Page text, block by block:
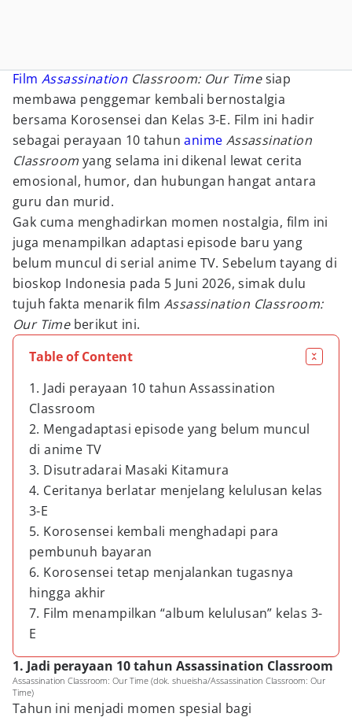
Film Assassination Classroom: Our Timesiap
membawa penggemar kembali bernostalgia
bersama Korosensei dan Kelas 3-E. Film ini hadir
sebagai perayaan 10 tahunanime Assassination
Classroomyang selama ini dikenal lewat cerita
emosional, humor, dan hubungan hangat antara
guru dan murid.
Gak cuma menghadirkan momen nostalgia, film ini
juga menampilkan adaptasi episode baru yang
belum muncul di serial anime TV. Sebelum tayang di
bioskop Indonesia pada 5 Juni 2026, simak dulu
tujuh fakta menarik film Assassination Classroom:
Our Timeberikut ini.
Table of Content
1. Jadi perayaan 10 tahun Assassination
Classroom
2. Mengadaptasi episode yang belum muncul
di anime TV
3. Disutradarai Masaki Kitamura
4. Ceritanya berlatar menjelang kelulusan kelas
3-E
5. Korosensei kembali menghadapi para
pembunuh bayaran
6. Korosensei tetap menjalankan tugasnya
hingga akhir
7. Film menampilkan “album kelulusan” kelas 3-
E
1. Jadi perayaan 10 tahun Assassination Classroom
Assassination Classroom: Our Time (dok. shueisha/Assassination Classroom: Our
Time)
Tahun ini menjadi momen spesial bagi